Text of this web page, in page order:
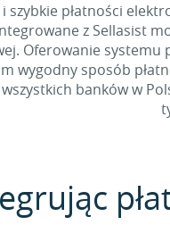
szybkie płatności
z Sellasist
Oferowanie
wygodny sposób
banków w